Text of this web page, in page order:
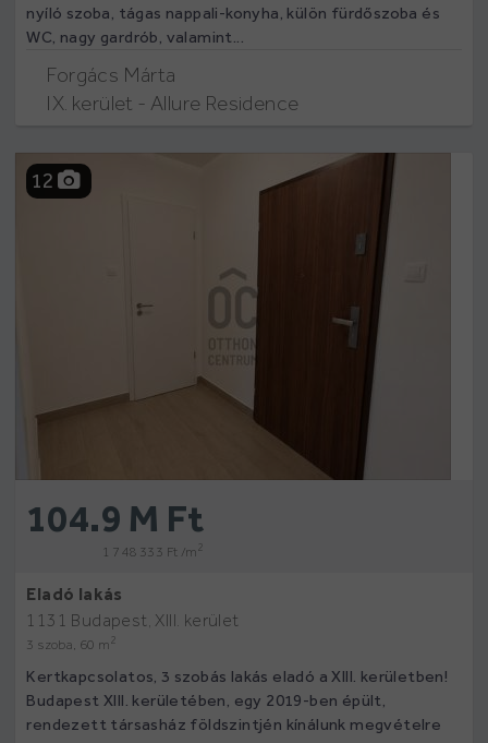
nyíló szoba, tágas nappali-konyha, külön fürdőszoba és
WC, nagy gardrób, valamint...
Forgács Márta
IX. kerület - Allure Residence
12
104.9 M Ft
1 748 333 Ft /m2
Eladó lakás
1131 Budapest, XIII. kerület
3 szoba, 60 m 2
Kertkapcsolatos, 3 szobás lakás eladó a XIII. kerületben!
Budapest XIII. kerületében, egy 2019-ben épült,
rendezett társasház földszintjén kínálunk megvételre